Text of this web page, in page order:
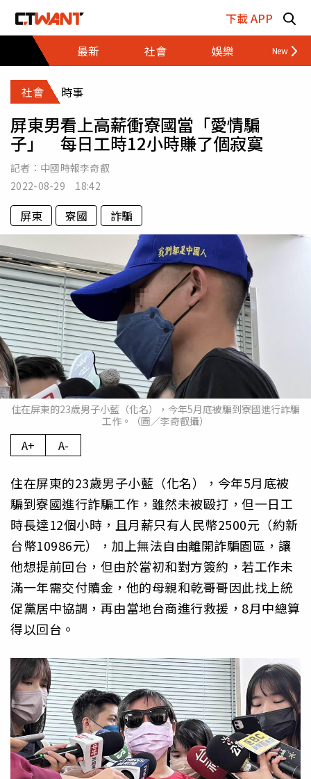
下載 APP
最新
社會 娛樂 財經
社會 時事
屏東男看上高薪衝寮國當「愛情騙
子」 每日工時12小時賺了個寂寞
記者： 中國時報李奇叡
2022-08-29 18:42
屏東 寮國 詐騙
住在屏東的23歲男子小藍（化名），今年5月底被騙到寮國進行詐騙
工作。（圖／李奇叡攝）
A+ A-
住在屏東的23歲男子小藍（化名），今年5月底被
騙到寮國進行詐騙工作，雖然未被毆打，但一日工
時長達12個小時，且月薪只有人民幣2500元（約新
台幣10986元），加上無法自由離開詐騙園區，讓
他想提前回台，但由於當初和對方簽約，若工作未
滿一年需交付贖金，他的母親和乾哥哥因此找上統
促黨居中協調，再由當地台商進行救援，8月中總算
得以回台。